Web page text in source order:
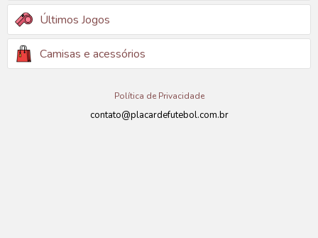
Últimos Jogos
Camisas e acessórios
Política de Privacidade
contato@placardefutebol.com.br